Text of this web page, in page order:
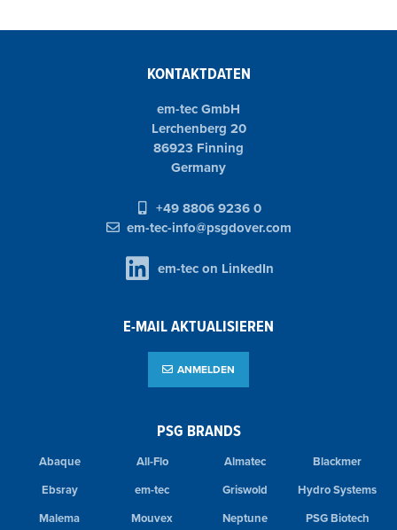
PSG BRANDS
Abaque All-Flo Almatec
Blackmer
Ebsray
em-tec Griswold
Hydro Systems
Malema
Mouvex Neptune
PSG Biotech
KONTAKTDATEN
em-tec GmbH
Lerchenberg 20
86923 Finning
Germany
+49 8806 9236 0
em-tec-info@psgdover.com
em-tec on LinkedIn
E-MAIL AKTUALISIEREN
ANMELDEN